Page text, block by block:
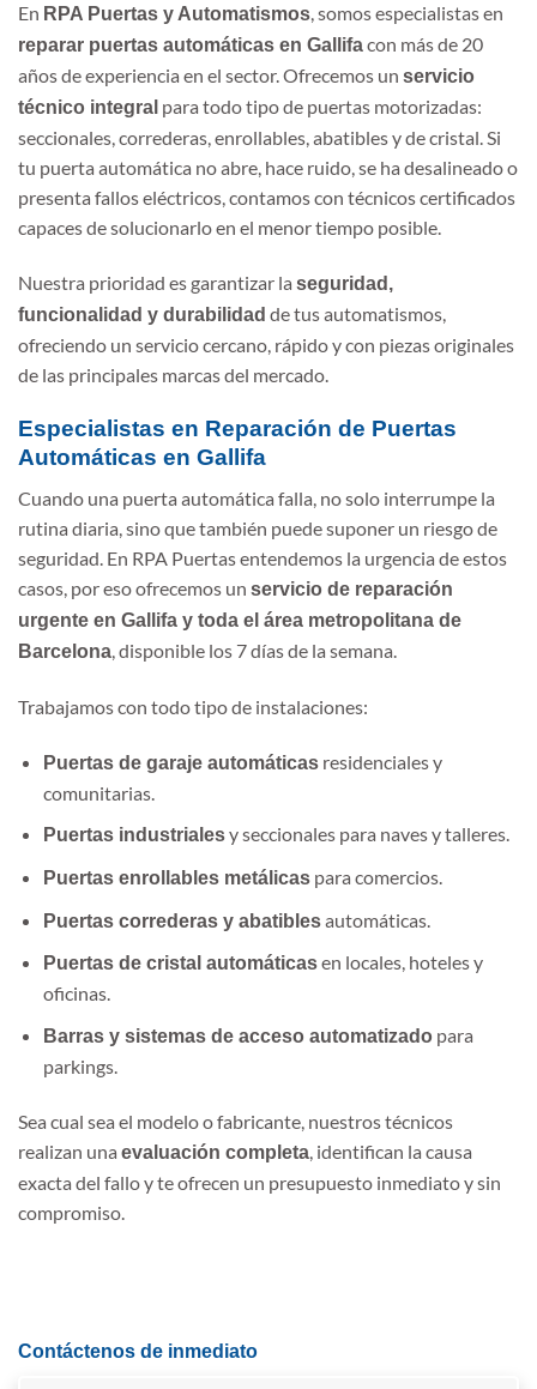
En RPA Puertas y Automatismos, somos especialistas en
reparar puertas automáticas en Gallifacon más de 20
años de experiencia en el sector. Ofrecemos un servicio
técnico integral para todo tipo de puertas motorizadas:
seccionales, correderas, enrollables, abatibles y de cristal. Si
tu puerta automática no abre, hace ruido, se ha desalineado o
presenta fallos eléctricos, contamos con técnicos certificados
capaces de solucionarlo en el menor tiempo posible.
Nuestra prioridad es garantizar la seguridad,
funcionalidad y durabilidad de tus automatismos,
ofreciendo un servicio cercano, rápido y con piezas originales
de las principales marcas del mercado.
Especialistas en Reparación de Puertas
Automáticas en Gallifa
Cuando una puerta automática falla, no solo interrumpe la
rutina diaria, sino que también puede suponer un riesgo de
seguridad. En RPA Puertas entendemos la urgencia de estos
casos, por eso ofrecemos un servicio de reparación
urgente en Gallifa y toda el área metropolitana de
Barcelona, disponible los 7 días de la semana.
Trabajamos con todo tipo de instalaciones:
Puertas de garaje automáticasresidenciales y
comunitarias.
Puertas industrialesy seccionales para naves y talleres.
Puertas enrollables metálicaspara comercios.
Puertas correderas y abatiblesautomáticas.
Puertas de cristal automáticasen locales, hoteles y
oficinas.
Barras y sistemas de acceso automatizadopara
parkings.
Sea cual sea el modelo o fabricante, nuestros técnicos
realizan una evaluación completa , identifican la causa
exacta del fallo y te ofrecen un presupuesto inmediato y sin
compromiso.
Contáctenos de inmediato